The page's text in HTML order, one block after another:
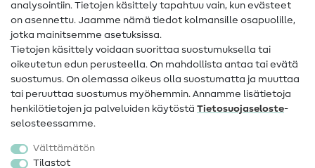
Yhteystiedot
Tietoa omistajanvaihdoksesta
Peruutusoikeus
Suosittu
Kankaat
analysointiin. Tietojen käsittely tapahtuu vain, kun evästeet
on asennettu. Jaamme nämä tiedot kolmansille osapuolille,
jotka mainitsemme asetuksissa.
Tietojen käsittely voidaan suorittaa suostumuksella tai
oikeutetun edun perusteella. On mahdollista antaa tai evätä
suostumus. On olemassa oikeus olla suostumatta ja muuttaa
tai peruuttaa suostumus myöhemmin. Annamme lisätietoja
henkilötietojen ja palveluiden käytöstä Tietosuojaseloste-
selosteessamme.
Välttämätön
Tilastot